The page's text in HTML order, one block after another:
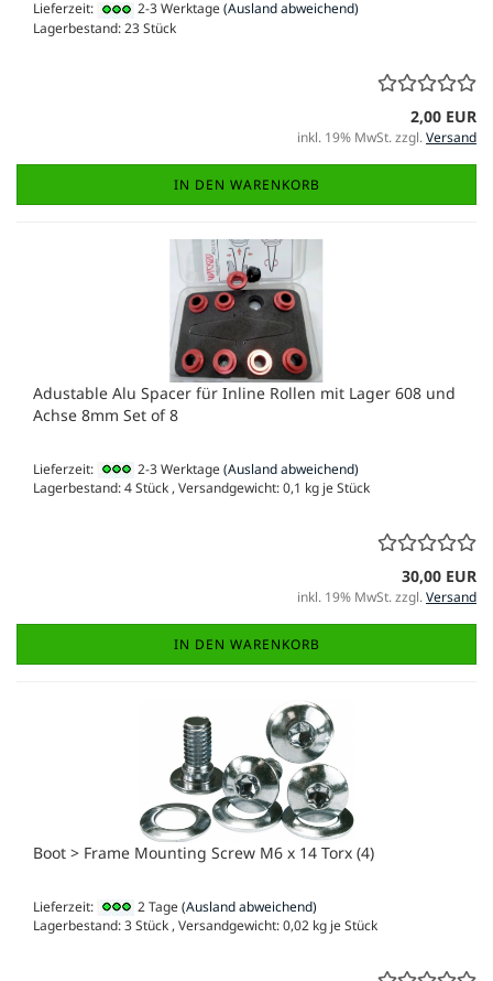
Lieferzeit: 2-3 Werktage(Ausland abweichend)
Lagerbestand: 23 Stück
2,00 EUR
inkl. 19% MwSt. zzgl.Versand
IN DEN WARENKORB
Adustable Alu Spacer für Inline Rollen mit Lager 608 und
Achse 8mm Set of 8
Lieferzeit: 2-3 Werktage(Ausland abweichend)
Lagerbestand: 4 Stück , Versandgewicht:0,1 kg je Stück
30,00 EUR
inkl. 19% MwSt. zzgl.Versand
IN DEN WARENKORB
Boot > Frame Mounting Screw M6 x 14 Torx (4)
Lieferzeit: 2 Tage(Ausland abweichend)
Lagerbestand: 3 Stück , Versandgewicht:0,02 kg je Stück